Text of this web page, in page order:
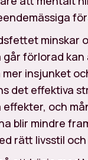
minskar
går förlorad
mer insjunket
det effektiva
effekter, och
blir mindre
rätt livsstil